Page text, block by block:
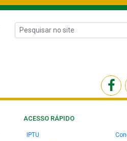
ACESSO RÁPIDO
IPTU